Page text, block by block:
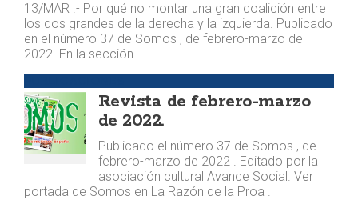
13/MAR .- Por qué no montar una gran coalición entre
los dos grandes de la derecha y la izquierda. Publicado
en el número 37 de Somos , de febrero-marzo de
2022. En la sección…
Revista de febrero-marzo
de 2022.
Publicado el número 37 de Somos , de
febrero-marzo de 2022 . Editado por la
asociación cultural Avance Social. Ver
portada de Somos en La Razón de la Proa .